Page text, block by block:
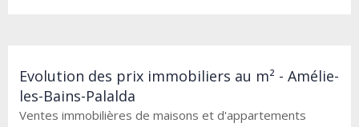
Evolution des prix immobiliers au m² - Amélie-
les-Bains-Palalda
Ventes immobilières de maisons et d'appartements